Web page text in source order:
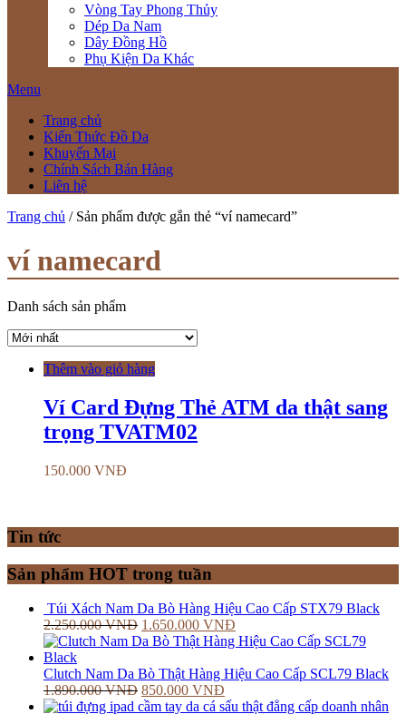
Vòng Tay Phong Thủy
Dép Da Nam
Dây Đồng Hồ
Phụ Kiện Da Khác
Menu
Trang chủ
Kiến Thức Đồ Da
Khuyến Mại
Chính Sách Bán Hàng
Liên hệ
Trang chủ / Sản phẩm được gắn thẻ “ví namecard”
ví namecard
Danh sách sản phẩm
Thêm vào giỏ hàng
Ví Card Đựng Thẻ ATM da thật sang
trọng TVATM02
150.000 VNĐ
Tin tức
Sản phẩm HOT trong tuần
Túi Xách Nam Da Bò Hàng Hiệu Cao Cấp STX79 Black
2.250.000VNĐ 1.650.000 VNĐ
Clutch Nam Da Bò Thật Hàng Hiệu Cao Cấp SCL79 Black
1.890.000VNĐ 850.000 VNĐ